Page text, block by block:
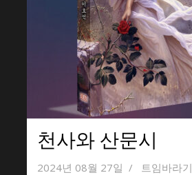
천사와 산문시
2024년 08월 27일 트임바라기